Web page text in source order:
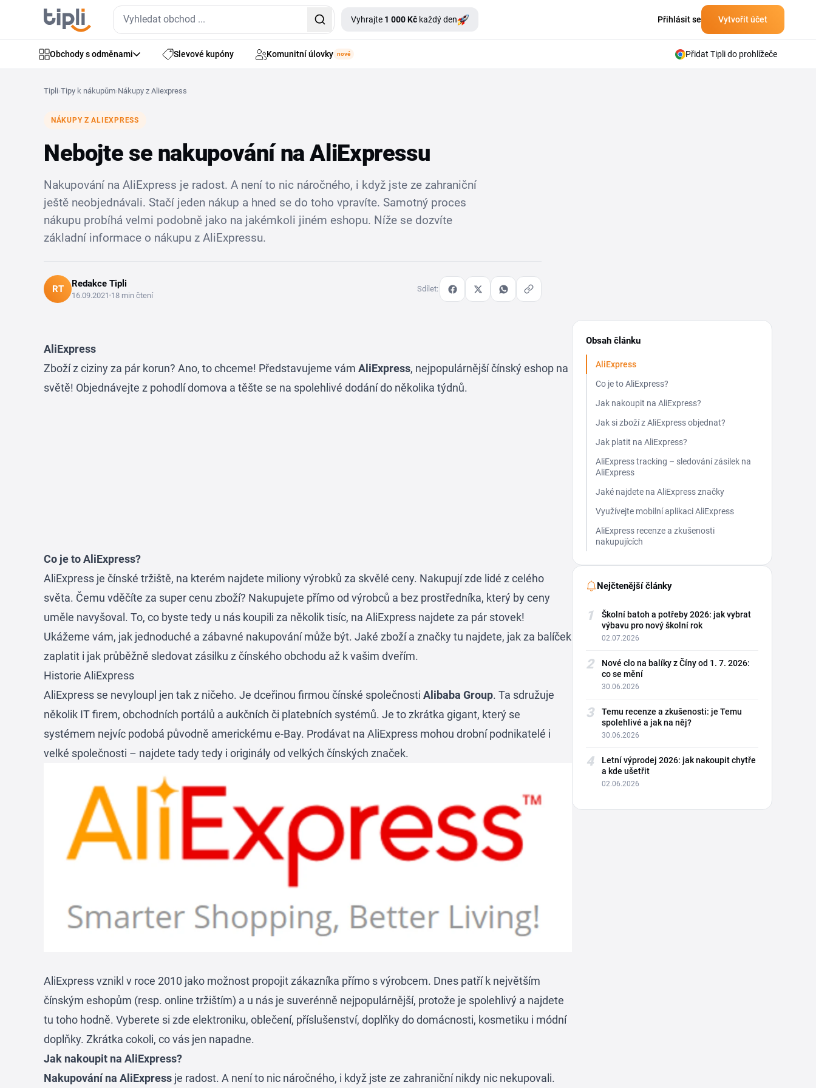
Vyhrajte 1 000 Kč každý den Přihlásit se Vytvořit účet
Obchody s odměnami Slevové kupóny Komunitní úlovky nové Přidat Tipli do prohlížeče
Tipli›Tipy k nákupům›Nákupy z Aliexpress
NÁKUPY Z ALIEXPRESS
Nebojte se nakupování na AliExpressu
Nakupování na AliExpress je radost. A není to nic náročného, i když jste ze zahraniční
ještě neobjednávali. Stačí jeden nákup a hned se do toho vpravíte. Samotný proces
nákupu probíhá velmi podobně jako na jakémkoli jiném eshopu. Níže se dozvíte
základní informace o nákupu z AliExpressu.
RT Redakce Tipli
16.09.2021 18 min čtení
Sdílet:
AliExpress
Zboží z ciziny za pár korun? Ano, to chceme! Představujeme vám AliExpress, nejpopulárnější čínský eshop na
světě! Objednávejte z pohodlí domova a těšte se na spolehlivé dodání do několika týdnů.
Co je to AliExpress?
AliExpress je čínské tržiště, na kterém najdete miliony výrobků za skvělé ceny. Nakupují zde lidé z celého
světa. Čemu vděčíte za super cenu zboží? Nakupujete přímo od výrobců a bez prostředníka, který by ceny
uměle navyšoval. To, co byste tedy u nás koupili za několik tisíc, na AliExpress najdete za pár stovek!
Ukážeme vám, jak jednoduché a zábavné nakupování může být. Jaké zboží a značky tu najdete, jak za balíček
zaplatit i jak průběžně sledovat zásilku z čínského obchodu až k vašim dveřím.
Historie AliExpress
AliExpress se nevyloupl jen tak z ničeho. Je dceřinou firmou čínské společnosti Alibaba Group. Ta sdružuje
několik IT firem, obchodních portálů a aukčních či platebních systémů. Je to zkrátka gigant, který se
systémem nejvíc podobá původně americkému e-Bay. Prodávat na AliExpress mohou drobní podnikatelé i
velké společnosti – najdete tady tedy i originály od velkých čínských značek.
AliExpress vznikl v roce 2010 jako možnost propojit zákazníka přímo s výrobcem. Dnes patří k největším
čínským eshopům (resp. online tržištím) a u nás je suverénně nejpopulárnější, protože je spolehlivý a najdete
tu toho hodně. Vyberete si zde elektroniku, oblečení, příslušenství, doplňky do domácnosti, kosmetiku i módní
doplňky. Zkrátka cokoli, co vás jen napadne.
Jak nakoupit na AliExpress?
Nakupování na AliExpress je radost. A není to nic náročného, i když jste ze zahraniční nikdy nic nekupovali.
Obsah článku
AliExpress
Co je to AliExpress?
Jak nakoupit na AliExpress?
Jak si zboží z AliExpress objednat?
Jak platit na AliExpress?
AliExpress tracking – sledování zásilek na
AliExpress
Jaké najdete na AliExpress značky
Využívejte mobilní aplikaci AliExpress
AliExpress recenze a zkušenosti
nakupujících
Nejčtenější články
1
Školní batoh a potřeby 2026: jak vybrat
výbavu pro nový školní rok
02.07.2026
2
Nové clo na balíky z Číny od 1. 7. 2026:
co se mění
30.06.2026
3
Temu recenze a zkušenosti: je Temu
spolehlivé a jak na něj?
30.06.2026
4
Letní výprodej 2026: jak nakoupit chytře
a kde ušetřit
02.06.2026